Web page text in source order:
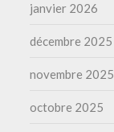
janvier 2026
décembre 2025
novembre 2025
octobre 2025